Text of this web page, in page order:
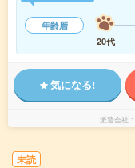
年齢層
20代
気になる!
派遣会社
未読